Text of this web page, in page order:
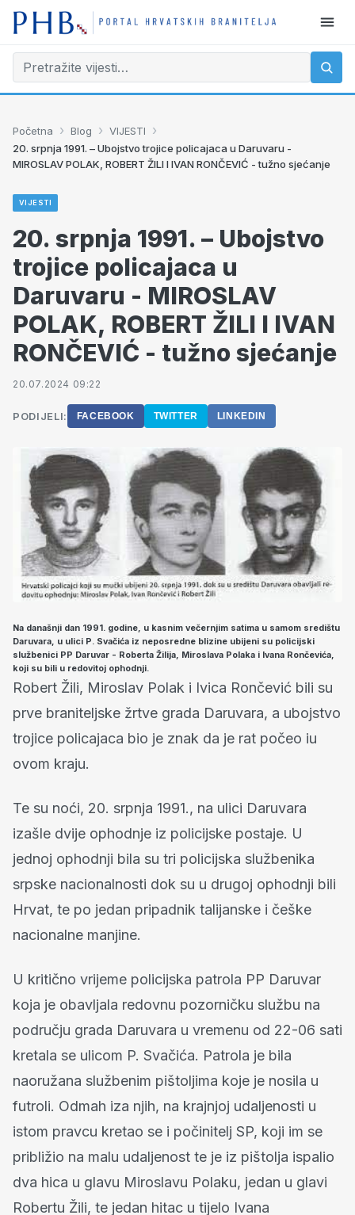
Početna › Blog › VIJESTI ›
20. srpnja 1991. – Ubojstvo trojice policajaca u Daruvaru -
MIROSLAV POLAK, ROBERT ŽILI I IVAN RONČEVIĆ - tužno sjećanje
VIJESTI
20. srpnja 1991. – Ubojstvo
trojice policajaca u
Daruvaru - MIROSLAV
POLAK, ROBERT ŽILI I IVAN
RONČEVIĆ - tužno sjećanje
20.07.2024 09:22
PODIJELI: FACEBOOK TWITTER LINKEDIN
Na današnji dan 1991. godine, u kasnim večernjim satima u samom središtu
Daruvara, u ulici P. Svačića iz neposredne blizine ubijeni su policijski
službenici PP Daruvar - Roberta Žilija, Miroslava Polaka i Ivana Rončevića,
koji su bili u redovitoj ophodnji.
Robert Žili, Miroslav Polak i Ivica Rončević bili su
prve braniteljske žrtve grada Daruvara, a ubojstvo
trojice policajaca bio je znak da je rat počeo iu
ovom kraju.
Te su noći, 20. srpnja 1991., na ulici Daruvara
izašle dvije ophodnje iz policijske postaje. U
jednoj ophodnji bila su tri policijska službenika
srpske nacionalnosti dok su u drugoj ophodnji bili
Hrvat, te po jedan pripadnik talijanske i češke
nacionalne manjine.
U kritično vrijeme policijska patrola PP Daruvar
koja je obavljala redovnu pozorničku službu na
području grada Daruvara u vremenu od 22-06 sati
kretala se ulicom P. Svačića. Patrola je bila
naoružana službenim pištoljima koje je nosila u
futroli. Odmah iza njih, na krajnjoj udaljenosti u
istom pravcu kretao se i počinitelj SP, koji im se
približio na malu udaljenost te je iz pištolja ispalio
dva hica u glavu Miroslavu Polaku, jedan u glavi
Robertu Žili, te jedan hitac u tijelo Ivana